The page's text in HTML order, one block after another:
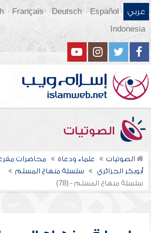
عربي Español
Deutsch
Français
Indonesia
الصوتيات
الصوتيات علماء ودعاة
محاضرات
أبوبكر الجزائري
سلسلة منهاج المسلم
سلسلة منهاج المسلم - (78)